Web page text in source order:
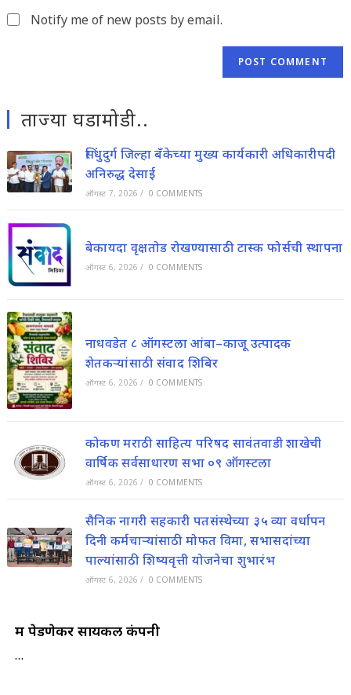
Notify me of new posts by email.
ताज्या घडामोडी..
सिंधुदुर्ग जिल्हा बँकेच्या मुख्य कार्यकारी अधिकारीपदी
अनिरुद्ध देसाई
ऑगस्ट 7, 2026 / 0 COMMENTS
बेकायदा वृक्षतोड रोखण्यासाठी टास्क फोर्सची स्थापना
ऑगस्ट 6, 2026 / 0 COMMENTS
नाधवडेत ८ ऑगस्टला आंबा–काजू उत्पादक
शेतकऱ्यांसाठी संवाद शिबिर
ऑगस्ट 6, 2026 / 0 COMMENTS
कोकण मराठी साहित्य परिषद सावंतवाडी शाखेची
वार्षिक सर्वसाधारण सभा ०९ ऑगस्टला
ऑगस्ट 6, 2026 / 0 COMMENTS
सैनिक नागरी सहकारी पतसंस्थेच्या ३५ व्या वर्धापन
दिनी कर्मचाऱ्यांसाठी मोफत विमा, सभासदांच्या
पाल्यांसाठी शिष्यवृत्ती योजनेचा शुभारंभ
ऑगस्ट 6, 2026 / 0 COMMENTS
में पेडणेकर सायकल कंपनी
…